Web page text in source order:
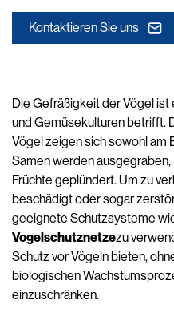
Kontaktieren Sie uns
Die Gefräßigkeit der Vögel
und Gemüsekulturen betrifft.
Vögel zeigen sich sowohl am
Samen werden
Früchte geplündert. Um zu
beschädigt oder sogar
geeignete Schutzsysteme
Vogelschutznetzezu
Schutz vor Vögeln bieten,
biologischen
einzuschränken.